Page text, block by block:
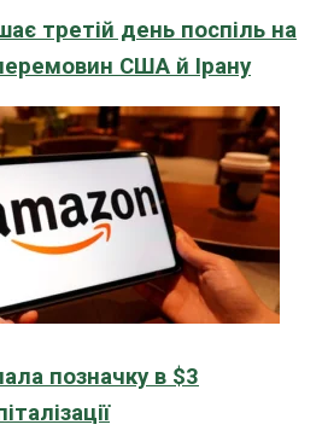
третій день поспіль на
США й Ірану
позначку в $3